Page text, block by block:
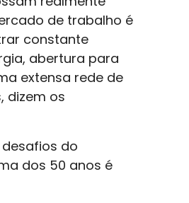
de trabalho é
constante
abertura para
extensa rede de
dizem os
do
dos 50 anos é